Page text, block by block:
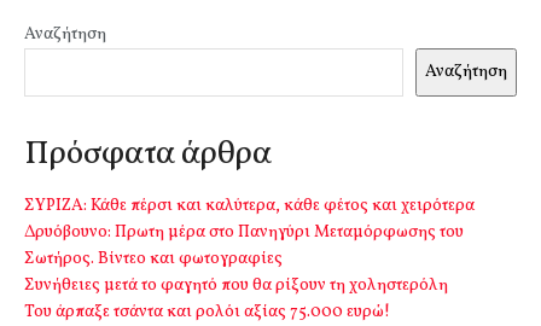
Αναζήτηση
Αναζήτηση
Πρόσφατα άρθρα
ΣΥΡΙΖΑ: Κάθε πέρσι και καλύτερα, κάθε φέτος και χειρότερα
Δρυόβουνο: Πρωτη μέρα στο Πανηγύρι Μεταμόρφωσης του
Σωτήρος. Βίντεο και φωτογραφίες
Συνήθειες μετά το φαγητό που θα ρίξουν τη χοληστερόλη
Του άρπαξε τσάντα και ρολόι αξίας 75.000 ευρώ!